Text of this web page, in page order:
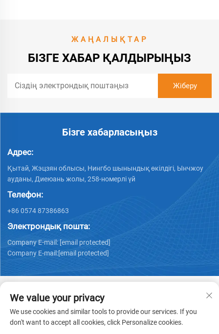
ЖАҢАЛЫҚТАР
БІЗГЕ ХАБАР ҚАЛДЫРЫҢЫЗ
Бізге хабарласыңыз
Адрес:
Қытай, Жэцзян облысы, Нингбо шынындық өкілдігі, Ынчжоу
ауданы, Диеюань жолы, 258-номерлі үй
Телефон:
+86 0574 87386863
Электрондық пошта:
Company E-mail: [email protected]
Company E-mail:[email protected]
Тегін қолдану © 2025Нингбо Кс Медикал Технолоджис
We value your privacy
We use cookies and similar tools to provide our services. If you
don't want to accept all cookies, click Personalize cookies.